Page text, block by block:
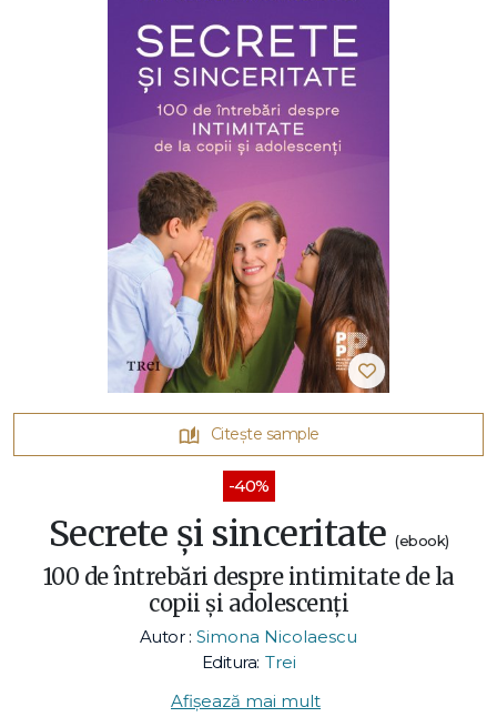
Citește sample
-40%
Secrete și sinceritate (ebook)
100 de întrebări despre intimitate de la
copii și adolescenți
Autor : Simona Nicolaescu
Editura: Trei
Afișează mai mult